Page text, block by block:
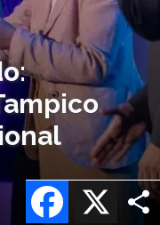
X
Facebook